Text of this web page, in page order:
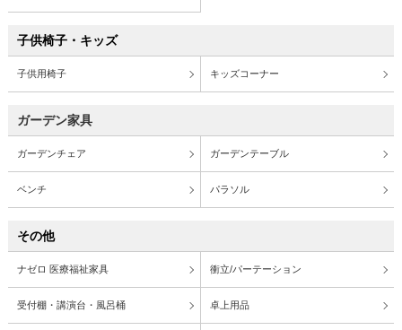
子供椅子・キッズ
子供用椅子 キッズコーナー
ガーデン家具
ガーデンチェア ガーデンテーブル
ベンチ パラソル
その他
ナゼロ 医療福祉家具 衝立/パーテーション
受付棚・講演台・風呂桶 卓上用品